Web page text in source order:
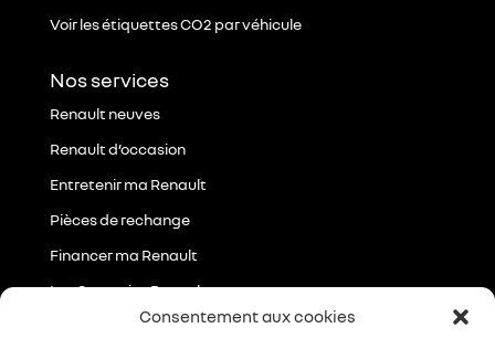
Consentement aux cookies
Voir les étiquettes CO2 par véhicule
Nos services
Renault neuves
Renault d’occasion
Entretenir ma Renault
Pièces de rechange
Financer ma Renault
Les Garanties Renault
Essayer ma future Renault